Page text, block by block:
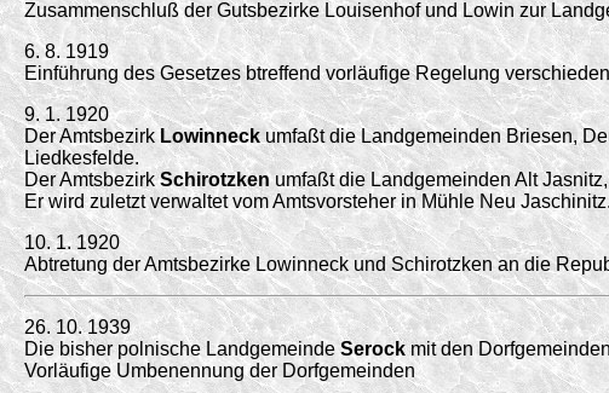
Zusammenschluß der Gutsbezirke Louisenhof und Lowin zur
6. 8. 1919
Einführung des Gesetzes btreffend vorläufige Regelung
9. 1. 1920
Der AmtsbezirkLowinneck umfaßt die Landgemeinden Briesen,
Liedkesfelde.
Der AmtsbezirkSchirotzkenumfaßt die Landgemeinden Alt
Er wird zuletzt verwaltet vom Amtsvorsteher in Mühle Neu
10. 1. 1920
Abtretung der Amtsbezirke Lowinneck und Schirotzken an die
26. 10. 1939
Die bisher polnische LandgemeindeSerockmit den
Vorläufige Umbenennung der Dorfgemeinden